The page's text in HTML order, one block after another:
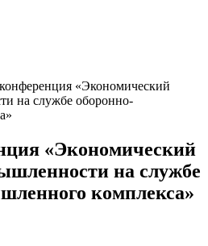
«Экономический
на службе оборонно-
«Экономический
на службе
комплекса»